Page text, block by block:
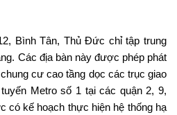
Bình Tân, Thủ Đức chỉ tập trung
Các địa bàn này được phép phát
cư cao tầng dọc các trục giao
Metro số 1 tại các quận 2, 9,
có kế hoạch thực hiện hệ thống hạ